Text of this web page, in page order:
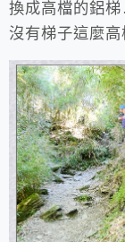
換成高檔的鋁
沒有梯子這麼